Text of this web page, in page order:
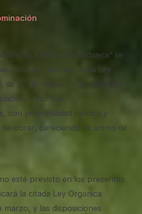
“La Era de la Guindalera” se
al amparo de la Ley
de 22 de marzo, reguladora del
y normas
con personalidad jurídica y
obrar, careciendo de ánimo de
esté previsto en los presentes
la citada Ley Orgánica
marzo, y las disposiciones